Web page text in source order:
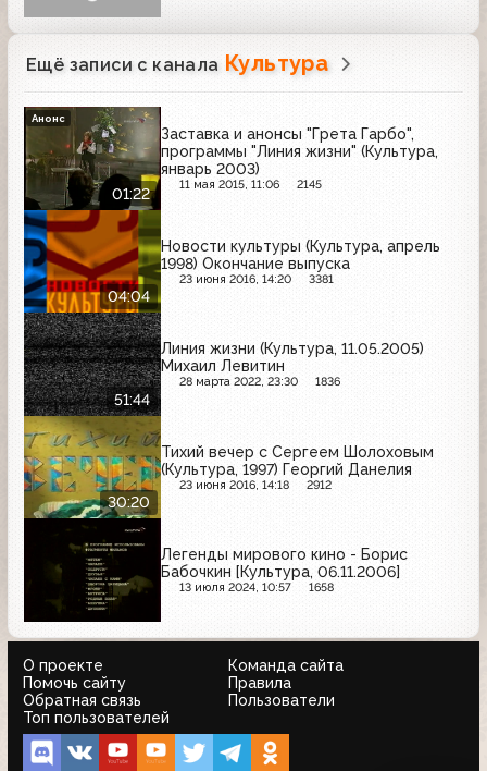
Ещё записи с канала Культура
01:22
Заставка и анонсы "Грета Гарбо",
программы "Линия жизни" (Культура,
январь 2003)
11 мая 2015, 11:06 2145
Анонс
04:04
Новости культуры (Культура, апрель
1998) Окончание выпуска
23 июня 2016, 14:20 3381
51:44
Линия жизни (Культура, 11.05.2005)
Михаил Левитин
28 марта 2022, 23:30 1836
30:20
Тихий вечер с Сергеем Шолоховым
(Культура, 1997) Георгий Данелия
23 июня 2016, 14:18 2912
Легенды мирового кино - Борис
Бабочкин [Культура, 06.11.2006]
13 июля 2024, 10:57 1658
О проекте
Команда сайта
Помочь сайту
Правила
Обратная связь
Пользователи
Топ пользователей